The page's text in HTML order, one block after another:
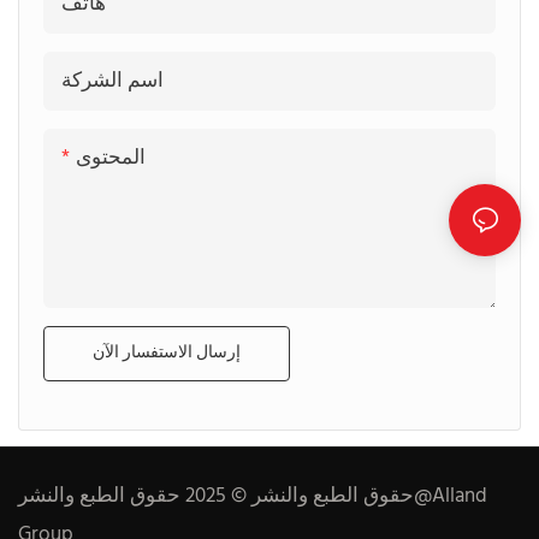
اسم الشركة
المحتوى
إرسال الاستفسار الآن
حقوق الطبع والنشر © 2025 حقوق الطبع والنشر@Alland